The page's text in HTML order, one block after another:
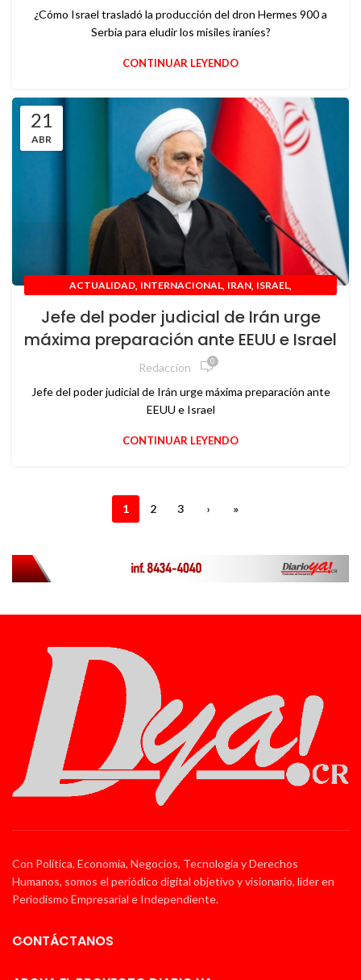
¿Cómo Israel trasladó la producción del dron Hermes 900 a
Serbia para eludir los misiles iraníes?
CONTINUAR LEYENDO
21
ABR
ACTUALIDAD, INTERNACIONAL, IRAN, ISRAEL,
Jefe del poder judicial de Irán urge
máxima preparación ante EEUU e Israel
Redaccion 0
Jefe del poder judicial de Irán urge máxima preparación ante
EEUU e Israel
CONTINUAR LEYENDO
1 2 3 › »
Con Política, Economía, Negocios, Tecnología y Derechos
Humanos, somos el periódico digital objetivo y visionario, líder en
Periodismo Empresarial e Independiente.
CONTÁCTANOS